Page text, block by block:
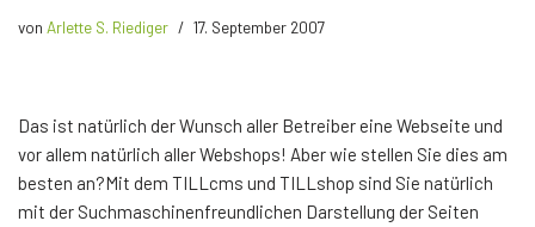
von Arlette S. Riediger 17. September 2007
Das ist natürlich der Wunsch aller Betreiber eine Webseite und
vor allem natürlich aller Webshops! Aber wie stellen Sie dies am
besten an?Mit dem TILLcms und TILLshop sind Sie natürlich
mit der Suchmaschinenfreundlichen Darstellung der Seiten